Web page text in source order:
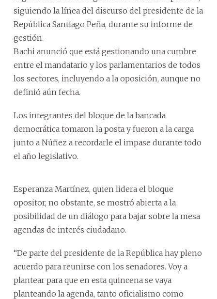
siguiendo la línea del discurso del presidente de la
República Santiago Peña, durante su informe de
gestión.
Bachi anunció que está gestionando una cumbre
entre el mandatario y los parlamentarios de todos
los sectores, incluyendo a la oposición, aunque no
definió aún fecha.
Los integrantes del bloque de la bancada
democrática tomaron la posta y fueron a la carga
junto a Núñez a recordarle el impase durante todo
el año legislativo.
Esperanza Martínez, quien lidera el bloque
opositor, no obstante, se mostró abierta a la
posibilidad de un diálogo para bajar sobre la mesa
agendas de interés ciudadano.
“De parte del presidente de la República hay pleno
acuerdo para reunirse con los senadores. Voy a
plantear para que en esta quincena se vaya
planteando la agenda, tanto oficialismo como